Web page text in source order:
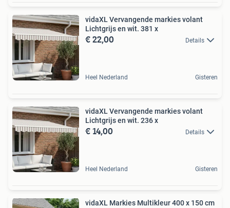
vidaXL Vervangende markies volant
Lichtgrijs en wit. 381 x
€ 22,00 Details
Heel Nederland Gisteren
vidaXL Vervangende markies volant
Lichtgrijs en wit. 236 x
€ 14,00 Details
Heel Nederland Gisteren
vidaXL Markies Multikleur 400 x 150 cm